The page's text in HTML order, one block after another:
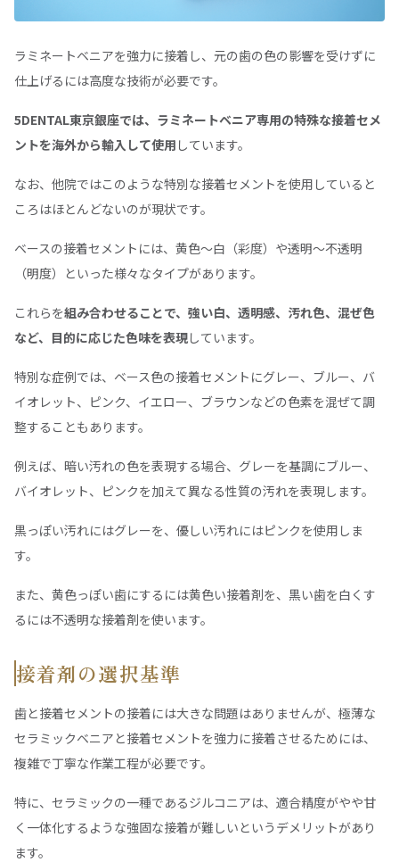
ラミネートベニアを強力に接着し、元の歯の色の影響を受けずに
仕上げるには高度な技術が必要です。
5DENTAL東京銀座では、ラミネートベニア専用の特殊な接着セメ
ントを海外から輸入して使用 しています。
なお、他院ではこのような特別な接着セメントを使用していると
ころはほとんどないのが現状です。
ベースの接着セメントには、黄色〜白（彩度）や透明～不透明
（明度）といった様々なタイプがあります。
これらを組み合わせることで、強い白、透明感、汚れ色、混ぜ色
など、目的に応じた色味を表現しています。
特別な症例では、ベース色の接着セメントにグレー、ブルー、バ
イオレット、ピンク、イエロー、ブラウンなどの色素を混ぜて調
整することもあります。
例えば、暗い汚れの色を表現する場合、グレーを基調にブルー、
バイオレット、ピンクを加えて異なる性質の汚れを表現します。
黒っぽい汚れにはグレーを、優しい汚れにはピンクを使用しま
す。
また、黄色っぽい歯にするには黄色い接着剤を、黒い歯を白くす
るには不透明な接着剤を使います。
接着剤の選択基準
歯と接着セメントの接着には大きな問題はありませんが、極薄な
セラミックベニアと接着セメントを強力に接着させるためには、
複雑で丁寧な作業工程が必要です。
特に、セラミックの一種であるジルコニアは、適合精度がやや甘
く一体化するような強固な接着が難しいというデメリットがあり
ます。